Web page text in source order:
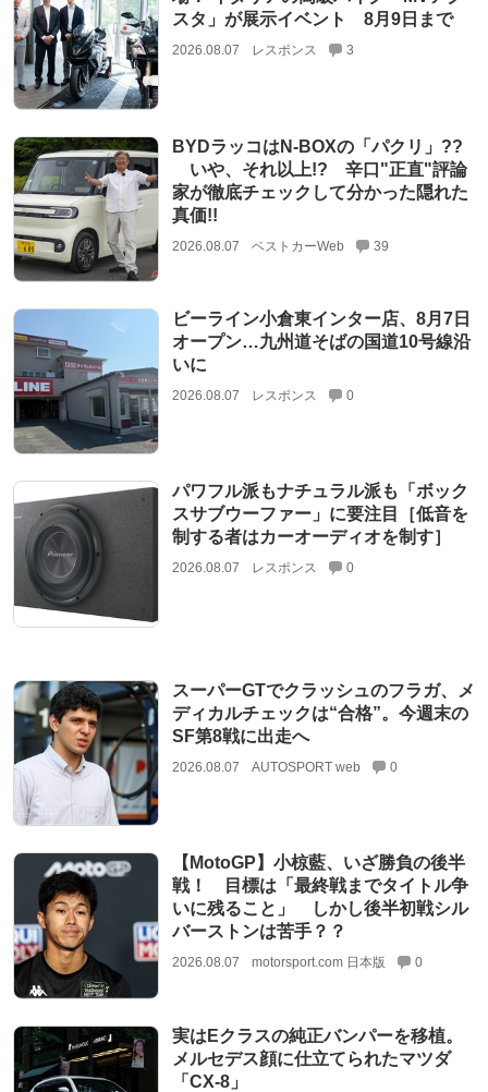
スタ」が展示イベント 8月9日まで
2026.08.07 レスポンス 3
BYDラッコはN-BOXの「パクリ」??
いや、それ以上!? 辛口"正直"評論
家が徹底チェックして分かった隠れた
真価!!
2026.08.07 ベストカーWeb 39
ビーライン小倉東インター店、8月7日
オープン…九州道そばの国道10号線沿
いに
2026.08.07 レスポンス 0
パワフル派もナチュラル派も「ボック
スサブウーファー」に要注目［低音を
制する者はカーオーディオを制す］
2026.08.07 レスポンス 0
スーパーGTでクラッシュのフラガ、メ
ディカルチェックは“合格”。今週末の
SF第8戦に出走へ
2026.08.07 AUTOSPORT web 0
【MotoGP】小椋藍、いざ勝負の後半
戦！ 目標は「最終戦までタイトル争
いに残ること」 しかし後半初戦シル
バーストンは苦手？？
2026.08.07 motorsport.com 日本版 0
実はEクラスの純正バンパーを移植。
メルセデス顔に仕立てられたマツダ
「CX-8」